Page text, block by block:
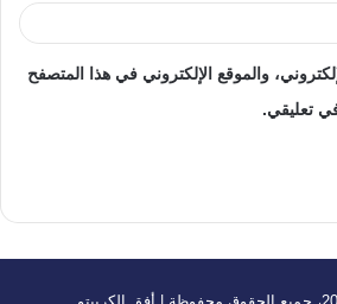
والموقع الإلكتروني في هذا المتصفح
في تعليقي.